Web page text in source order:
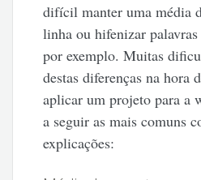
difícil manter uma média
linha ou hifenizar
por exemplo. Muitas
destas diferenças na hora
aplicar um projeto para a
a seguir as mais comuns
explicações: